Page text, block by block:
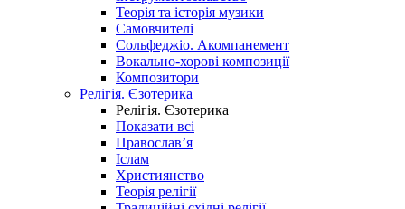
Теорія та історія музики
Самовчителі
Сольфеджіо. Акомпанемент
Вокально-хорові композиції
Композитори
Релігія. Єзотерика
Релігія. Єзотерика
Показати всі
Православ’я
Іслам
Християнство
Теорія релігії